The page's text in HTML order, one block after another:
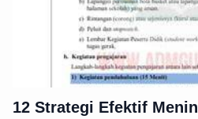
12 Strategi Efektif